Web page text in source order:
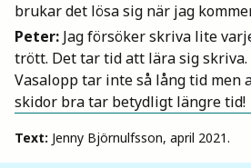
brukar det lösa sig när jag
Peter: Jag försöker skriva lite
trött. Det tar tid att lära sig
Vasalopp tar inte så lång tid men
skidor bra tar betydligt längre tid!
Text: Jenny Björnulfsson, april 2021.